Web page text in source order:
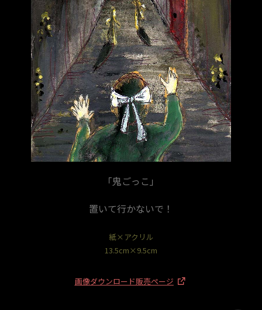
「鬼ごっこ」
置いて行かないで！
紙×アクリル
13.5cm×9.5cm
画像ダウンロード販売ページ